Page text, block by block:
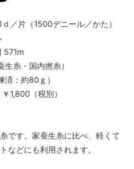
／片（1500デニール／かた）
571m
糸・国内撚糸）
：約80ｇ）
1,800（税別）
です。家蚕生糸に比べ、軽くて
などにも利用されます。